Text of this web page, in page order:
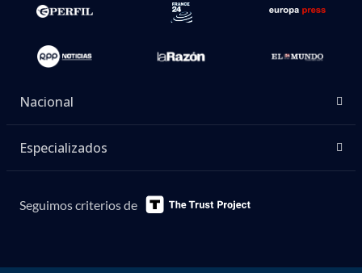
Nacional
Especializados
Seguimos criterios de